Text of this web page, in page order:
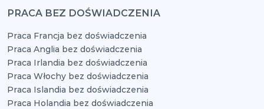
PRACA BEZ DOŚWIADCZENIA
Praca Francja bez doświadczenia
Praca Anglia bez doświadczenia
Praca Irlandia bez doświadczenia
Praca Włochy bez doświadczenia
Praca Islandia bez doświadczenia
Praca Holandia bez doświadczenia